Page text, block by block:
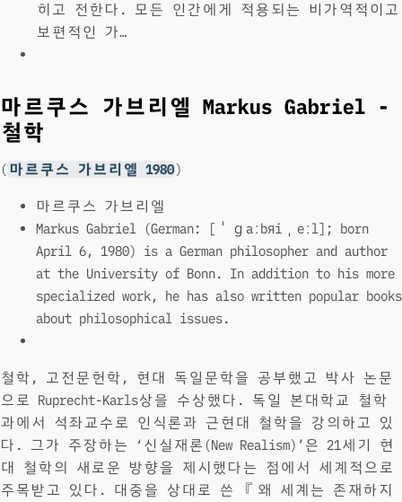
히고 전한다. 모든 인간에게 적용되는 비가역적이고
보편적인 가…
마르쿠스 가브리엘 Markus Gabriel -
철학
( 마르쿠스 가브리엘 1980)
마르쿠스 가브리엘
Markus Gabriel (German: [ˈɡaːbʁiˌeːl]; born
April 6, 1980) is a German philosopher and author
at the University of Bonn. In addition to his more
specialized work, he has also written popular books
about philosophical issues.
철학, 고전문헌학, 현대 독일문학을 공부했고 박사 논문
으로 Ruprecht-Karls상을 수상했다. 독일 본대학교 철학
과에서 석좌교수로 인식론과 근현대 철학을 강의하고 있
다. 그가 주장하는 ‘신실재론(New Realism)’은 21세기 현
대 철학의 새로운 방향을 제시했다는 점에서 세계적으로
주목받고 있다. 대중을 상대로 쓴 『왜 세계는 존재하지